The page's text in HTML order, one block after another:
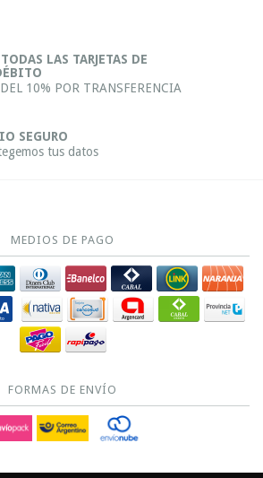
LAS TARJETAS DE
10% POR TRANSFERENCIA
SEGURO
tus datos
MEDIOS DE PAGO
FORMAS DE ENVÍO